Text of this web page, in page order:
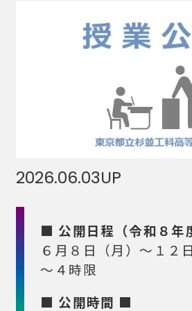
2026.06.03UP
■ 公開日程（令和８年
６月８日（月）～１２
～４時限
■ 公開時間 ■